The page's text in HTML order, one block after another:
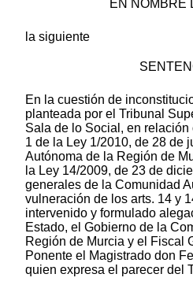
EN NOMBRE
la siguiente
En la cuestión de
planteada por el Tribunal
Sala de lo Social, en relación
1 de la Ley 1/2010, de 28 de
Autónoma de la Región de
la Ley 14/2009, de 23 de
generales de la Comunidad
vulneración de los arts. 14 y
intervenido y formulado
Estado, el Gobierno de la
Región de Murcia y el Fiscal
Ponente el Magistrado don
quien expresa el parecer del